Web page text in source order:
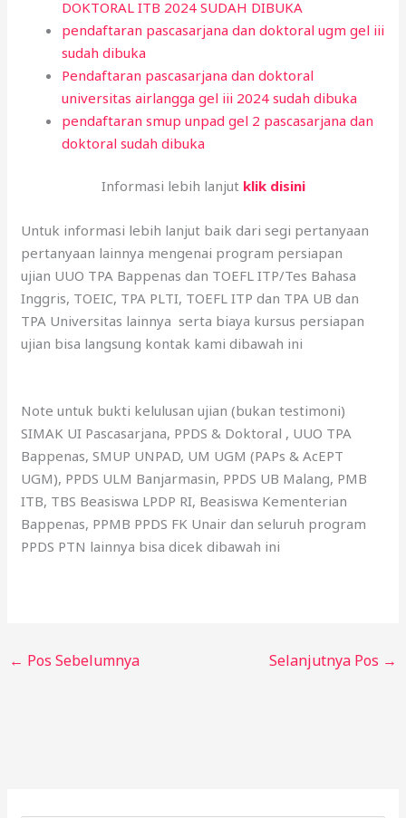
DOKTORAL ITB 2024 SUDAH DIBUKA
pendaftaran pascasarjana dan doktoral ugm gel iii
sudah dibuka
Pendaftaran pascasarjana dan doktoral
universitas airlangga gel iii 2024 sudah dibuka
pendaftaran smup unpad gel 2 pascasarjana dan
doktoral sudah dibuka
Informasi lebih lanjut klik disini
Untuk informasi lebih lanjut baik dari segi pertanyaan
pertanyaan lainnya mengenai program persiapan
ujian UUO TPA Bappenas dan TOEFL ITP/Tes Bahasa
Inggris, TOEIC, TPA PLTI, TOEFL ITP dan TPA UB dan
TPA Universitas lainnya serta biaya kursus persiapan
ujian bisa langsung kontak kami dibawah ini
Note untuk bukti kelulusan ujian (bukan testimoni)
SIMAK UI Pascasarjana, PPDS & Doktoral , UUO TPA
Bappenas, SMUP UNPAD, UM UGM (PAPs & AcEPT
UGM), PPDS ULM Banjarmasin, PPDS UB Malang, PMB
ITB, TBS Beasiswa LPDP RI, Beasiswa Kementerian
Bappenas, PPMB PPDS FK Unair dan seluruh program
PPDS PTN lainnya bisa dicek dibawah ini
← Pos Sebelumnya Selanjutnya Pos →